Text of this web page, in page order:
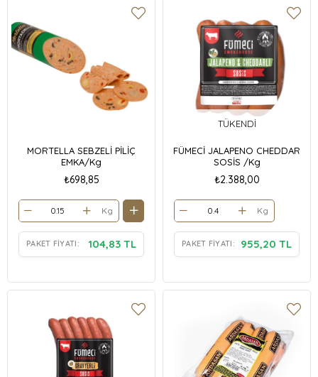
MORTELLA SEBZELİ PİLİÇ
EMKA/Kg
₺698,85
Kg
PAKET FIYATI: 104,83 TL
TÜKENDI
FÜMECİ JALAPENO CHEDDAR
SOSİS /Kg
₺2.388,00
Kg
PAKET FIYATI: 955,20 TL